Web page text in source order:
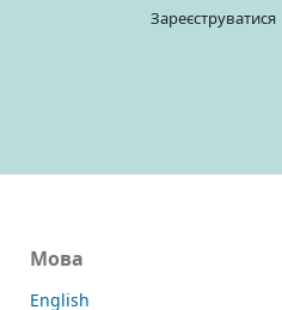
Зареєструватися
Мова
English